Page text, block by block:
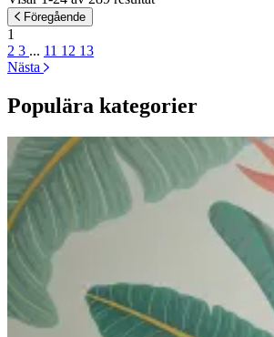
Föregående
1
2 3 ... 11 12 13
Nästa
Populära kategorier